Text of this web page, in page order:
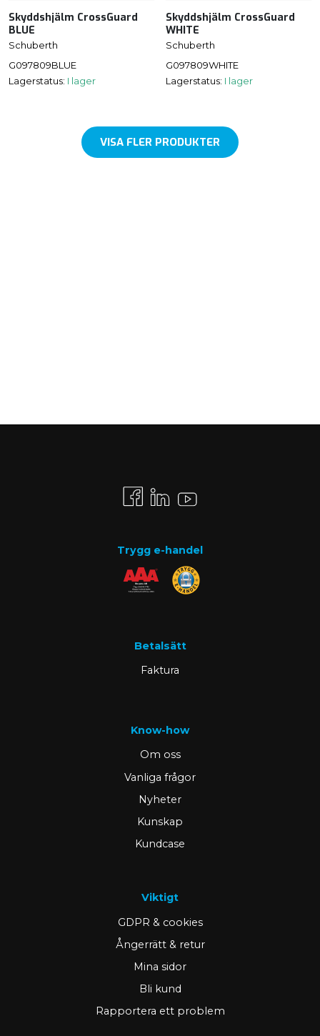
Skyddshjälm CrossGuard
BLUE
Schuberth
G097809BLUE
Lagerstatus: I lager
Skyddshjälm CrossGuard
WHITE
Schuberth
G097809WHITE
Lagerstatus: I lager
VISA FLER PRODUKTER
Trygg e-handel
Betalsätt
Faktura
Know-how
Om oss
Vanliga frågor
Nyheter
Kunskap
Kundcase
Viktigt
GDPR & cookies
Ångerrätt & retur
Mina sidor
Bli kund
Rapportera ett problem